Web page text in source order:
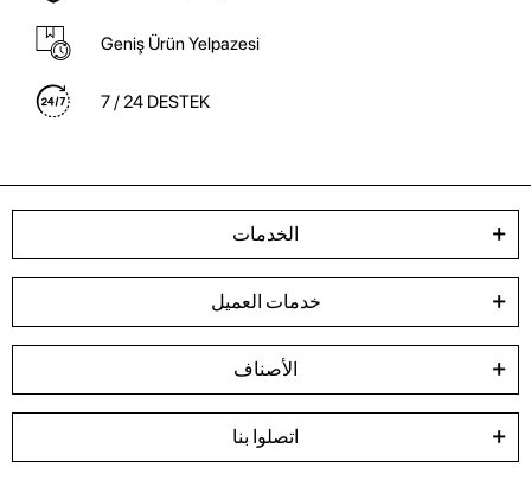
Geniş Ürün Yelpazesi
7 / 24 DESTEK
الخدمات
خدمات العميل
الأصناف
اتصلوا بنا